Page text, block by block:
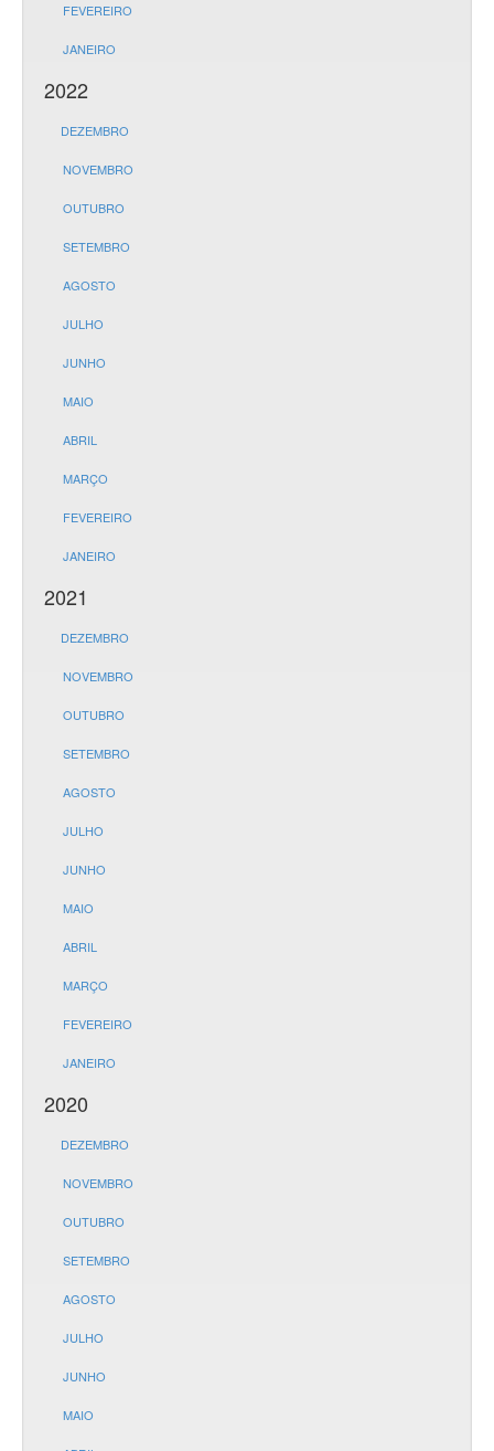
FEVEREIRO
JANEIRO
2022
DEZEMBRO
NOVEMBRO
OUTUBRO
SETEMBRO
AGOSTO
JULHO
JUNHO
MAIO
ABRIL
MARÇO
FEVEREIRO
JANEIRO
2021
DEZEMBRO
NOVEMBRO
OUTUBRO
SETEMBRO
AGOSTO
JULHO
JUNHO
MAIO
ABRIL
MARÇO
FEVEREIRO
JANEIRO
2020
DEZEMBRO
NOVEMBRO
OUTUBRO
SETEMBRO
AGOSTO
JULHO
JUNHO
MAIO